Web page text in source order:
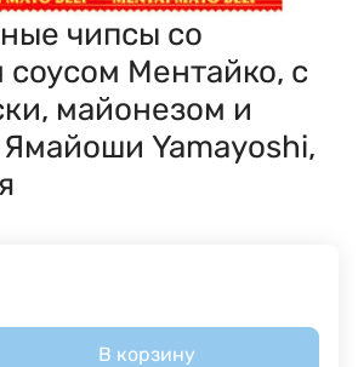
чипсы со
Ментайко, с
майонезом и
Yamayoshi,
В корзину